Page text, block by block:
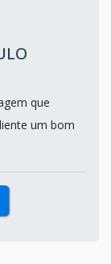
que
um bom